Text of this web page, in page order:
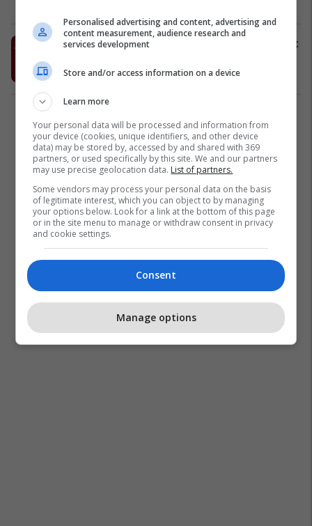
Formacioni i ditës së Shën Valentinit
Ndërkombëtare 14/02/2017
Personalised advertising and content, advertising and
content measurement, audience research and
services development
Store and/or access information on a device
Learn more
Your personal data will be processed and information from
your device (cookies, unique identifiers, and other device
data) may be stored by, accessed by and shared with 369
partners, or used specifically by this site. We and our partners
may use precise geolocation data. List of partners.
Some vendors may process your personal data on the basis
of legitimate interest, which you can object to by managing
your options below. Look for a link at the bottom of this page
or in the site menu to manage or withdraw consent in privacy
and cookie settings.
Consent
Manage options